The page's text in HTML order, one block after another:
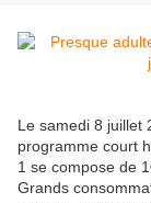
Le samedi 8 juillet
programme court
1 se compose de
Grands